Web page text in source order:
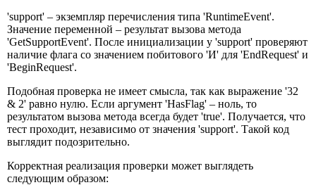
'support' – экземпляр перечисления типа 'RuntimeEvent'.
Значение переменной – результат вызова метода
'GetSupportEvent'. После инициализации у 'support' проверяют
наличие флага со значением побитового 'И' для 'EndRequest' и
'BeginRequest'.
Подобная проверка не имеет смысла, так как выражение '32
& 2' равно нулю. Если аргумент 'HasFlag' – ноль, то
результатом вызова метода всегда будет 'true'. Получается, что
тест проходит, независимо от значения 'support'. Такой код
выглядит подозрительно.
Корректная реализация проверки может выглядеть
следующим образом: